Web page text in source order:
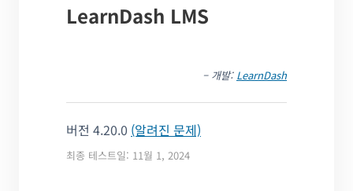
LearnDash LMS
– 개발: LearnDash
버전 4.20.0 (알려진 문제)
최종 테스트일: 11월 1, 2024